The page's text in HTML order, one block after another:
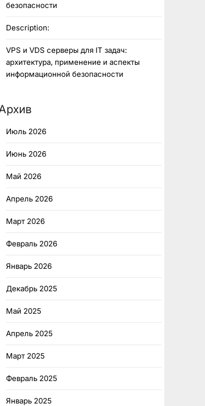
безопасности
Description:
VPS и VDS серверы для IT задач:
архитектура, применение и аспекты
информационной безопасности
Июль 2026
Июнь 2026
Май 2026
Апрель 2026
Март 2026
Февраль 2026
Январь 2026
Декабрь 2025
Май 2025
Апрель 2025
Март 2025
Февраль 2025
Январь 2025